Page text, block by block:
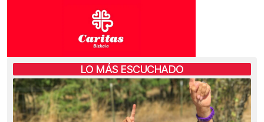
LO MÁS ESCUCHADO